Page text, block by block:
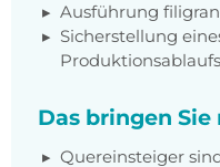
Ausführung
Sicherstellung
Produktionsablaufs
Das bringen Sie
Quereinsteiger